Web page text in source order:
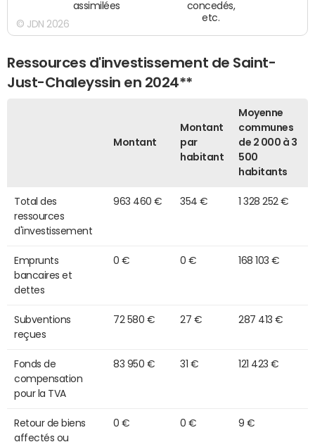
assimilées
concedés,
etc.
© JDN 2026
Ressources d'investissement de Saint-
Just-Chaleyssin en 2024**
Montant
Montant
par
habitant
Moyenne
communes
de 2 000 à 3
500
habitants
Total des
ressources
d'investissement
963 460 € 354 € 1 328 252 €
Emprunts
bancaires et
dettes
0 € 0 € 168 103 €
Subventions
reçues
72 580 € 27 € 287 413 €
Fonds de
compensation
pour la TVA
83 950 € 31 € 121 423 €
Retour de biens
affectés ou
0 € 0 € 9 €